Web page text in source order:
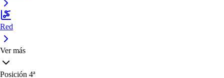
Red
Ver más
Posición 4ª